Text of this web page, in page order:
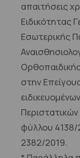
απαιτήσεις
Ειδικότητας
Εσωτερικής
στην
φύλλου 4138/
2382/2019.